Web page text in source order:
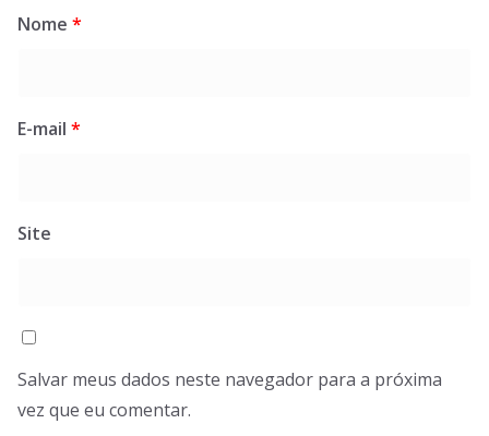
Nome *
E-mail *
Site
Salvar meus dados neste navegador para a próxima
vez que eu comentar.